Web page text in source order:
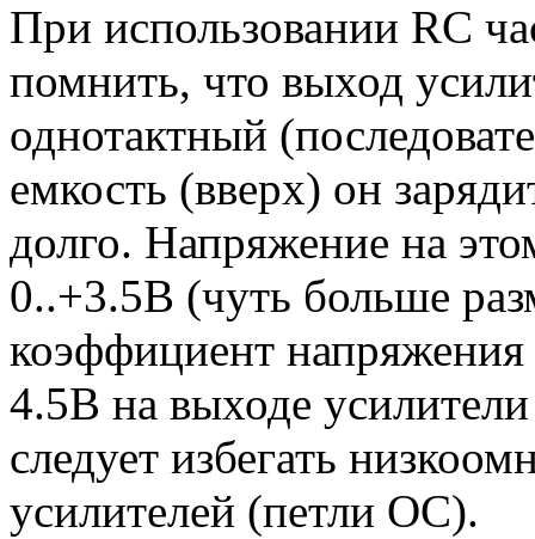
При использовании RC
помнить, что выход
однотактный
емкость (вверх) он
долго. Напряжение на
0..+3.5В (чуть больше
коэффициент
4.5В на выходе
следует избегать
усилителей (петли ОС).